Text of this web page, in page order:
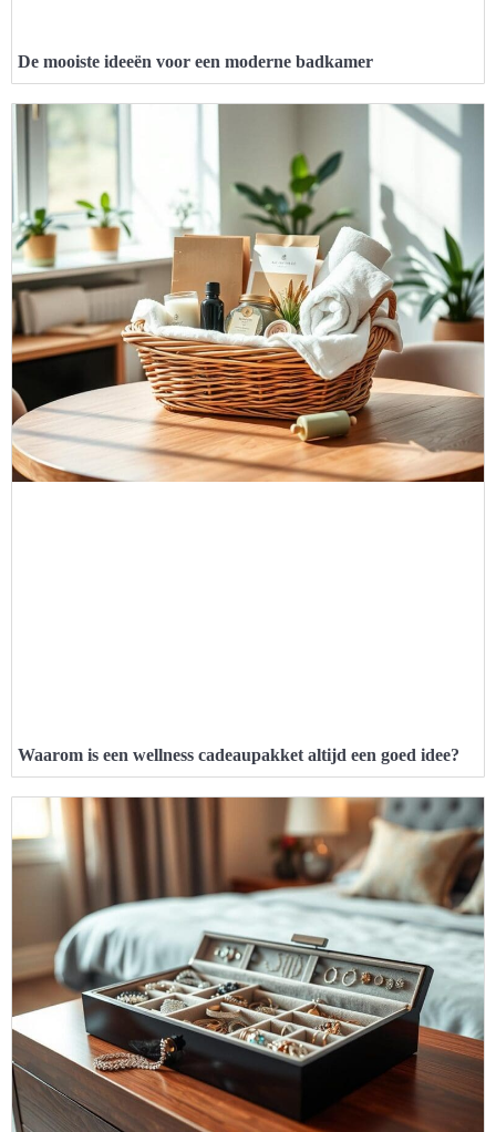
De mooiste ideeën voor een moderne badkamer
Waarom is een wellness cadeaupakket altijd een goed idee?